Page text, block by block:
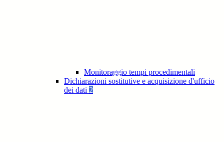
Monitoraggio tempi procedimentali
Dichiarazioni sostitutive e acquisizione d'ufficio
dei dati 2